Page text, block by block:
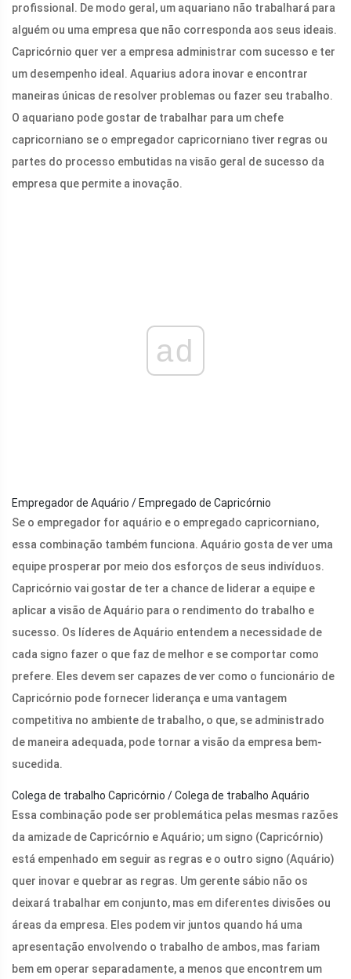
profissional. De modo geral, um aquariano não trabalhará para
alguém ou uma empresa que não corresponda aos seus ideais.
Capricórnio quer ver a empresa administrar com sucesso e ter
um desempenho ideal. Aquarius adora inovar e encontrar
maneiras únicas de resolver problemas ou fazer seu trabalho.
O aquariano pode gostar de trabalhar para um chefe
capricorniano se o empregador capricorniano tiver regras ou
partes do processo embutidas na visão geral de sucesso da
empresa que permite a inovação.
ad
Empregador de Aquário / Empregado de Capricórnio
Se o empregador for aquário e o empregado capricorniano,
essa combinação também funciona. Aquário gosta de ver uma
equipe prosperar por meio dos esforços de seus indivíduos.
Capricórnio vai gostar de ter a chance de liderar a equipe e
aplicar a visão de Aquário para o rendimento do trabalho e
sucesso. Os líderes de Aquário entendem a necessidade de
cada signo fazer o que faz de melhor e se comportar como
prefere. Eles devem ser capazes de ver como o funcionário de
Capricórnio pode fornecer liderança e uma vantagem
competitiva no ambiente de trabalho, o que, se administrado
de maneira adequada, pode tornar a visão da empresa bem-
sucedida.
Colega de trabalho Capricórnio / Colega de trabalho Aquário
Essa combinação pode ser problemática pelas mesmas razões
da amizade de Capricórnio e Aquário; um signo (Capricórnio)
está empenhado em seguir as regras e o outro signo (Aquário)
quer inovar e quebrar as regras. Um gerente sábio não os
deixará trabalhar em conjunto, mas em diferentes divisões ou
áreas da empresa. Eles podem vir juntos quando há uma
apresentação envolvendo o trabalho de ambos, mas fariam
bem em operar separadamente, a menos que encontrem um